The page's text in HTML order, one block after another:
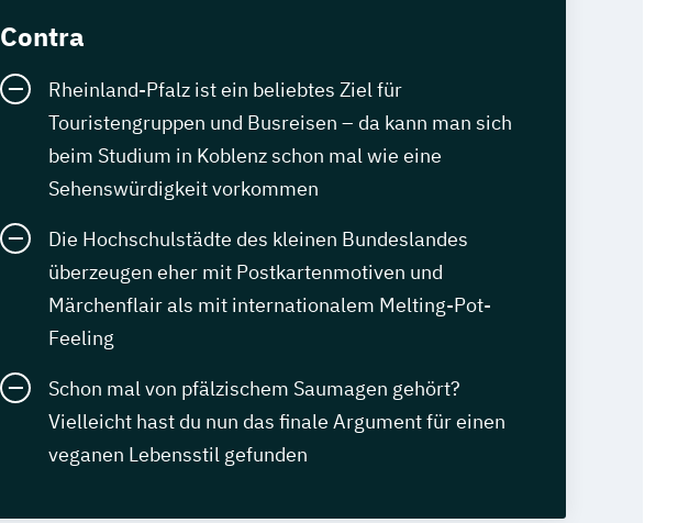
Contra
Rheinland-Pfalz ist ein beliebtes Ziel für
Touristengruppen und Busreisen – da kann man sich
beim Studium in Koblenz schon mal wie eine
Sehenswürdigkeit vorkommen
Die Hochschulstädte des kleinen Bundeslandes
überzeugen eher mit Postkartenmotiven und
Märchenflair als mit internationalem Melting-Pot-
Feeling
Schon mal von pfälzischem Saumagen gehört?
Vielleicht hast du nun das finale Argument für einen
veganen Lebensstil gefunden